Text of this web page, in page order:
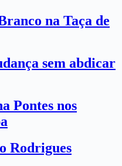
na Taça de
sem abdicar
Pontes nos
Rodrigues